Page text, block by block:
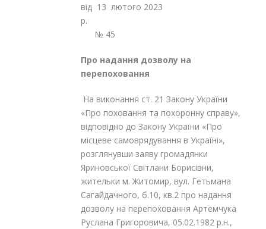
від 13 лютого 2023
№ 45
Про надання дозволу на
перепоховання
На виконання ст. 21 Закону України
«Про поховання та похоронну справу»,
відповідно до Закону України «Про
місцеве самоврядування в Україні»,
розглянувши заяву громадянки
Яриновської Світлани Борисівни,
жительки м. Житомир, вул. Гетьмана
Сагайдачного, б.10, кв.2 про надання
дозволу на перепоховання Артемчука
Руслана Григоровича, 05.02.1982 р.н.,